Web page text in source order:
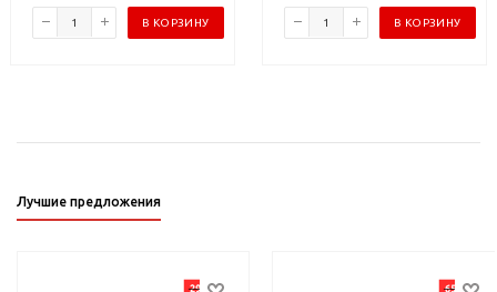
В КОРЗИНУ В КОРЗИНУ
Лучшие предложения